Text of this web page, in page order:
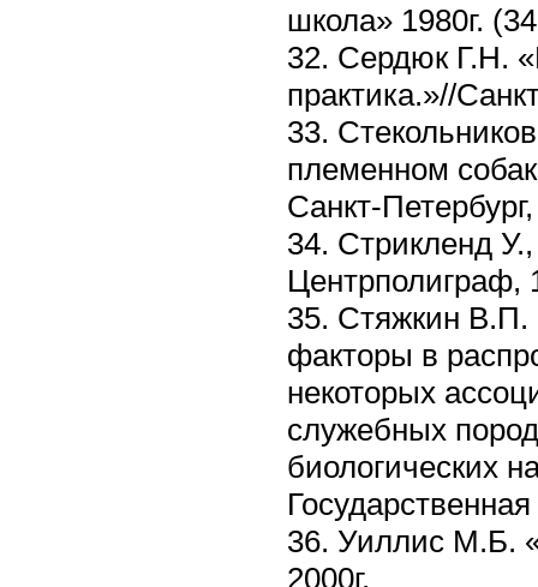
школа» 1980г.
32. Сердюк Г.Н.
практика.»//
33.
племенном
Санкт-
34. Стрикленд
Центрполиграф,
35. Стяжкин В.П.
факторы в
некоторых
служебных
биологических
36. Уиллис М.Б.
2000г.